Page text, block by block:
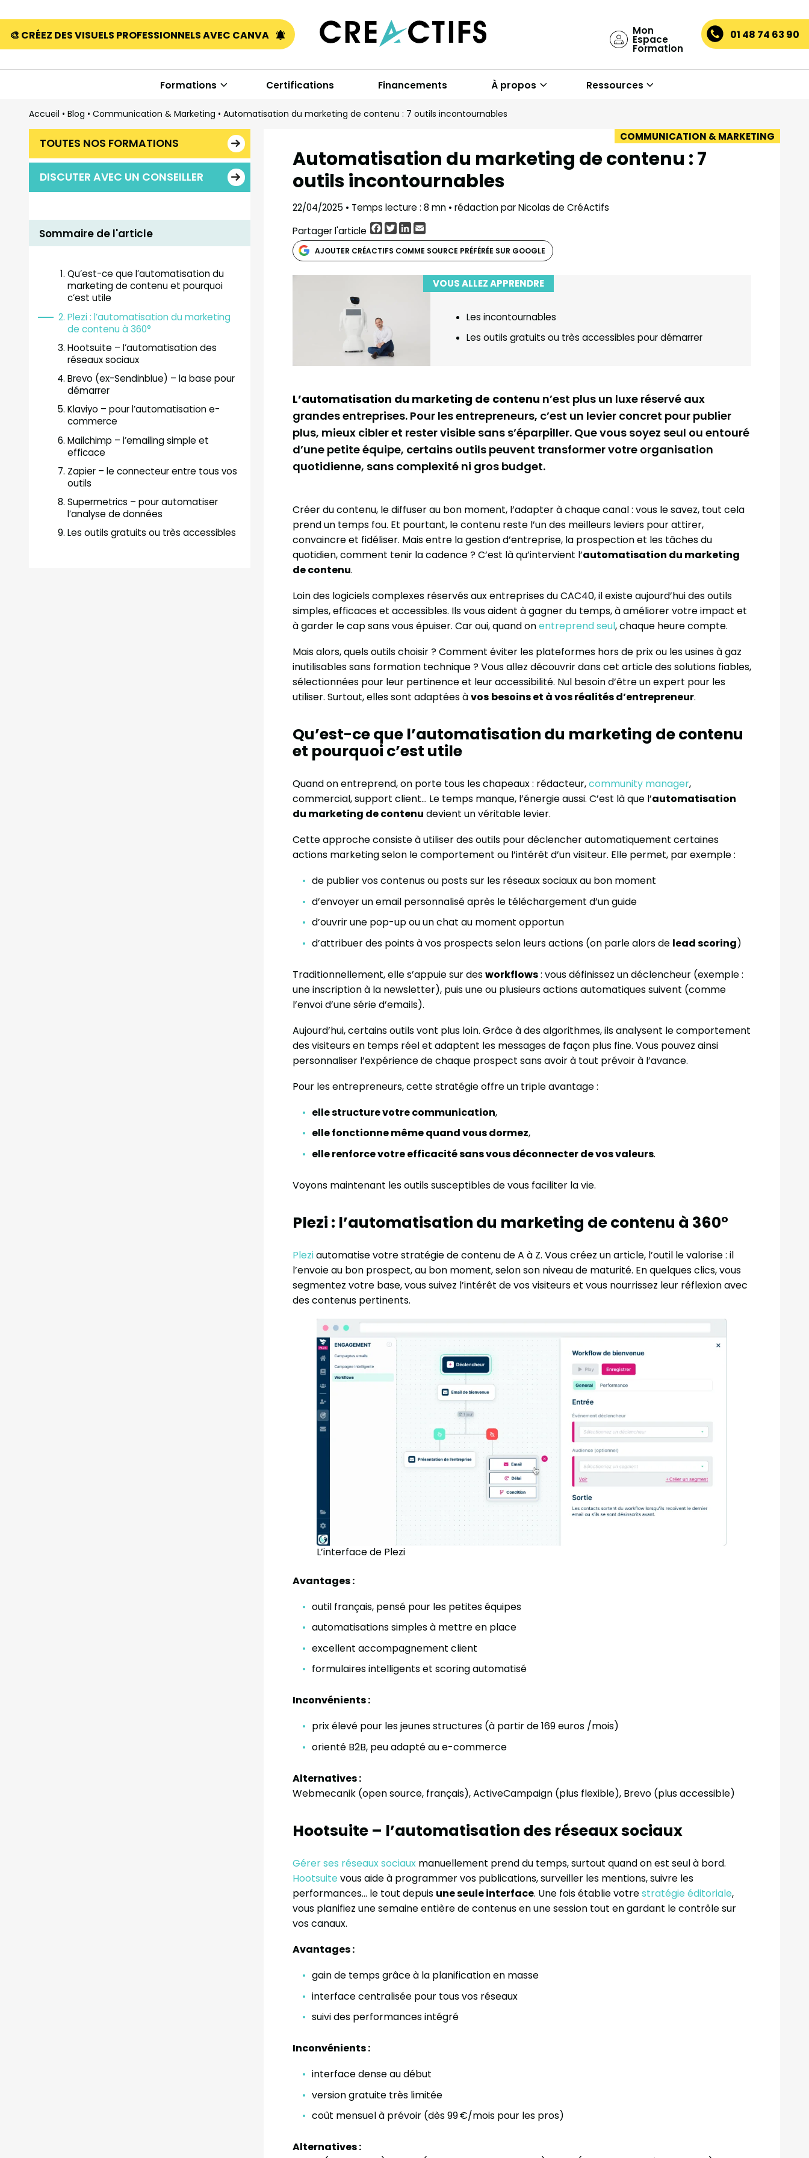
Mon
Espace
Formation
01 48 74 63 90
🎨 CRÉEZ DES VISUELS PROFESSIONNELS AVEC CANVA
Formations Certifications Financements À propos Ressources
Accueil • Blog • Communication & Marketing • Automatisation du marketing de contenu : 7 outils incontournables
TOUTES NOS FORMATIONS
DISCUTER AVEC UN CONSEILLER
Sommaire de l'article
Qu’est-ce que l’automatisation du
marketing de contenu et pourquoi
c’est utile
Plezi : l’automatisation du marketing
de contenu à 360°
Hootsuite – l’automatisation des
réseaux sociaux
Brevo (ex-Sendinblue) – la base pour
démarrer
Klaviyo – pour l’automatisation e-
commerce
Mailchimp – l’emailing simple et
efficace
Zapier – le connecteur entre tous vos
outils
Supermetrics – pour automatiser
l’analyse de données
Les outils gratuits ou très accessibles
Automatisation du marketing de contenu : 7
outils incontournables
COMMUNICATION & MARKETING
22/04/2025 • Temps lecture : 8 mn • rédaction par Nicolas de CréActifs
Partager l'article
Facebook
TwitterLinkedIn
AJOUTER CRÉACTIFS COMME SOURCE PRÉFÉRÉE SUR GOOGLE
VOUS ALLEZ APPRENDRE
Les incontournables
Les outils gratuits ou très accessibles pour démarrer
L’automatisation du marketing de contenu n’est plus un luxe réservé aux
grandes entreprises. Pour les entrepreneurs, c’est un levier concret pour publier
plus, mieux cibler et rester visible sans s’éparpiller. Que vous soyez seul ou entouré
d’une petite équipe, certains outils peuvent transformer votre organisation
quotidienne, sans complexité ni gros budget.
Créer du contenu, le diffuser au bon moment, l’adapter à chaque canal : vous le savez, tout cela
prend un temps fou. Et pourtant, le contenu reste l’un des meilleurs leviers pour attirer,
convaincre et fidéliser. Mais entre la gestion d’entreprise, la prospection et les tâches du
quotidien, comment tenir la cadence ? C’est là qu’intervient l’automatisation du marketing
de contenu.
Loin des logiciels complexes réservés aux entreprises du CAC40, il existe aujourd’hui des outils
simples, efficaces et accessibles. Ils vous aident à gagner du temps, à améliorer votre impact et
à garder le cap sans vous épuiser. Car oui, quand onentreprend seul, chaque heure compte.
Mais alors, quels outils choisir ? Comment éviter les plateformes hors de prix ou les usines à gaz
inutilisables sans formation technique ? Vous allez découvrir dans cet article des solutions fiables,
sélectionnées pour leur pertinence et leur accessibilité. Nul besoin d’être un expert pour les
utiliser. Surtout, elles sont adaptées àvos besoins et à vos réalités d’entrepreneur.
Qu’est-ce que l’automatisation du marketing de contenu
et pourquoi c’est utile
Quand on entreprend, on porte tous les chapeaux : rédacteur,community manager,
commercial, support client… Le temps manque, l’énergie aussi. C’est là que l’automatisation
du marketing de contenu devient un véritable levier.
Cette approche consiste à utiliser des outils pour déclencher automatiquement certaines
actions marketing selon le comportement ou l’intérêt d’un visiteur. Elle permet, par exemple :
de publier vos contenus ou posts sur les réseaux sociaux au bon moment
d’envoyer un email personnalisé après le téléchargement d’un guide
d’ouvrir une pop-up ou un chat au moment opportun
d’attribuer des points à vos prospects selon leurs actions (on parle alors de lead scoring)
Traditionnellement, elle s’appuie sur desworkflows: vous définissez un déclencheur (exemple :
une inscription à la newsletter), puis une ou plusieurs actions automatiques suivent (comme
l’envoi d’une série d’emails).
Aujourd’hui, certains outils vont plus loin. Grâce à des algorithmes, ils analysent le comportement
des visiteurs en temps réel et adaptent les messages de façon plus fine. Vous pouvez ainsi
personnaliser l’expérience de chaque prospect sans avoir à tout prévoir à l’avance.
Pour les entrepreneurs, cette stratégie offre un triple avantage :
elle structure votre communication,
elle fonctionne même quand vous dormez,
elle renforce votre efficacité sans vous déconnecter de vos valeurs.
Voyons maintenant les outils susceptibles de vous faciliter la vie.
Plezi : l’automatisation du marketing de contenu à 360°
Pleziautomatise votre stratégie de contenu de A à Z. Vous créez un article, l’outil le valorise : il
l’envoie au bon prospect, au bon moment, selon son niveau de maturité. En quelques clics, vous
segmentez votre base, vous suivez l’intérêt de vos visiteurs et vous nourrissez leur réflexion avec
des contenus pertinents.
L’interface de Plezi
Avantages :
outil français, pensé pour les petites équipes
automatisations simples à mettre en place
excellent accompagnement client
formulaires intelligents et scoring automatisé
Inconvénients :
prix élevé pour les jeunes structures (à partir de 169 euros /mois)
orienté B2B, peu adapté au e-commerce
Alternatives :
Webmecanik (open source, français), ActiveCampaign (plus flexible), Brevo (plus accessible)
Hootsuite – l’automatisation des réseaux sociaux
Gérer ses réseaux sociaux manuellement prend du temps, surtout quand on est seul à bord.
Hootsuite vous aide à programmer vos publications, surveiller les mentions, suivre les
performances… le tout depuis une seule interface. Une fois établie votrestratégie éditoriale,
vous planifiez une semaine entière de contenus en une session tout en gardant le contrôle sur
vos canaux.
Avantages :
gain de temps grâce à la planification en masse
interface centralisée pour tous vos réseaux
suivi des performances intégré
Inconvénients :
interface dense au début
version gratuite très limitée
coût mensuel à prévoir (dès 99 €/mois pour les pros)
Alternatives :